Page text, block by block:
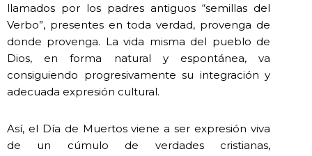
llamados por los padres antiguos “semillas del
Verbo”, presentes en toda verdad, provenga de
donde provenga. La vida misma del pueblo de
Dios, en forma natural y espontánea, va
consiguiendo progresivamente su integración y
adecuada expresión cultural.
Así, el Día de Muertos viene a ser expresión viva
de un cúmulo de verdades cristianas,